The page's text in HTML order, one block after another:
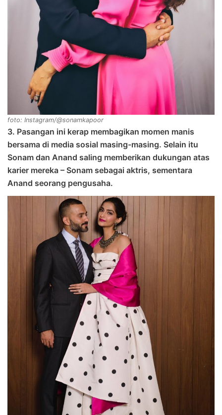
foto: Instagram/@sonamkapoor
3. Pasangan ini kerap membagikan momen manis
bersama di media sosial masing-masing. Selain itu
Sonam dan Anand saling memberikan dukungan atas
karier mereka – Sonam sebagai aktris, sementara
Anand seorang pengusaha.